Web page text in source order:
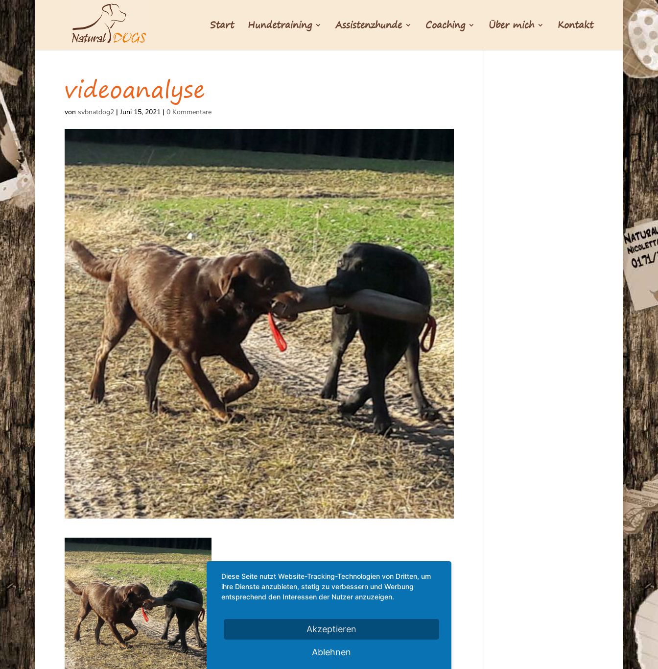
Start Hundetraining Assistenzhunde Coaching Über mich Kontakt
videoanalyse
von svbnatdog2 | Juni 15, 2021 | 0 Kommentare
Diese Seite nutzt Website-Tracking-Technologien von Dritten, um
ihre Dienste anzubieten, stetig zu verbessern und Werbung
entsprechend den Interessen der Nutzer anzuzeigen.
Akzeptieren
Ablehnen